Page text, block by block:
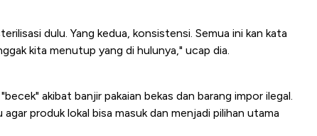
dulu. Yang kedua, konsistensi. Semua ini kan kata
kita menutup yang di hulunya," ucap dia.
akibat banjir pakaian bekas dan barang impor ilegal.
produk lokal bisa masuk dan menjadi pilihan utama